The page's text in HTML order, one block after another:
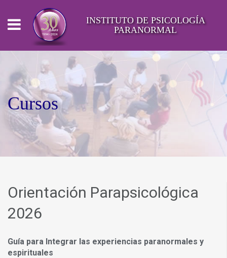
INSTITUTO DE PSICOLOGÍA
PARANORMAL
Cursos
Orientación Parapsicológica
2026
Guía para Integrar las experiencias paranormales y
espirituales